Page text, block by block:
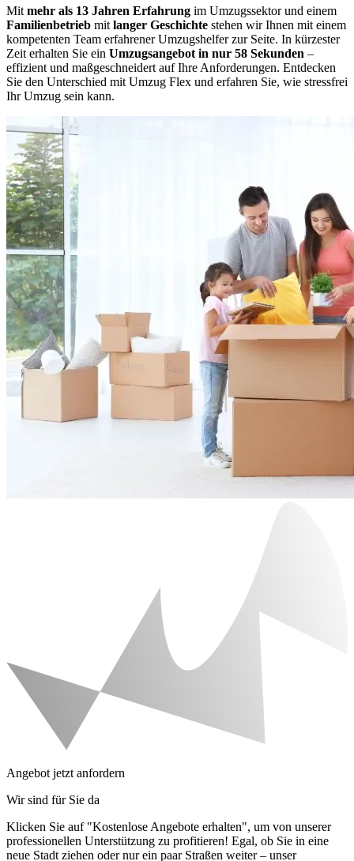
Mit mehr als 13 Jahren Erfahrung im Umzugssektor und einem
Familienbetrieb mit langer Geschichte stehen wir Ihnen mit einem
kompetenten Team erfahrener Umzugshelfer zur Seite. In kürzester
Zeit erhalten Sie ein Umzugsangebot in nur 58 Sekunden –
effizient und maßgeschneidert auf Ihre Anforderungen. Entdecken
Sie den Unterschied mit Umzug Flex und erfahren Sie, wie stressfrei
Ihr Umzug sein kann.
Angebot jetzt anfordern
Wir sind für Sie da
Klicken Sie auf "Kostenlose Angebote erhalten", um von unserer
professionellen Unterstützung zu profitieren! Egal, ob Sie in eine
neue Stadt ziehen oder nur ein paar Straßen weiter – unser